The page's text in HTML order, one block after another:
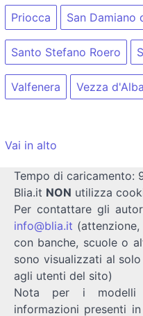
Priocca San Damiano
Santo Stefano Roero
Valfenera Vezza d'Alba
Vai in alto
Tempo di caricamento:
Blia.it NON utilizza
Per contattare gli
info@blia.it
con banche, scuole o
sono visualizzati al
agli utenti del sito)
Nota per i modelli
informazioni presenti